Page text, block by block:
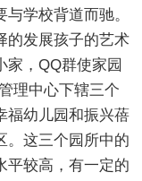
学校背道而驰。
的发展孩子的艺术
家，QQ群使家园
理中心下辖三个
福幼儿园和振兴蓓
。这三个园所中的
平较高，有一定的